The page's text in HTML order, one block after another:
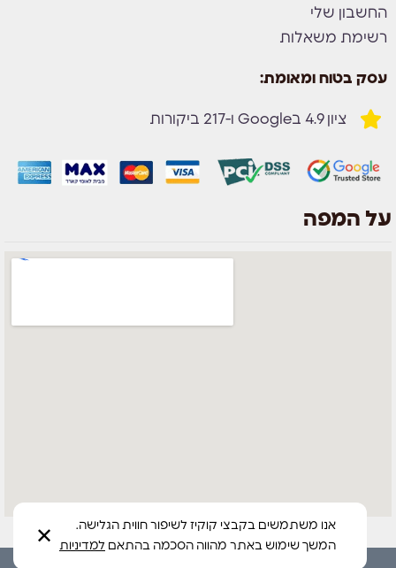
החשבון שלי
רשימת משאלות
עסק בטוח ומאומת:
ציון 4.9 בGoogle ו-217 ביקורות
על המפה
אנו משתמשים בקבצי קוקיז לשיפור חווית הגלישה.
המשך שימוש באתר מהווה הסכמה בהתאם למדיניות ✕